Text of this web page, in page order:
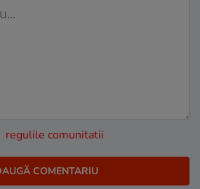
regulile comunitatii